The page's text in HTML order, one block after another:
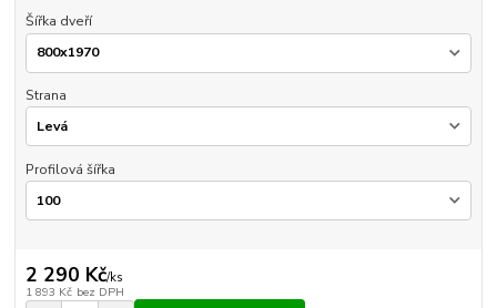
Šířka dveří
Strana
Profilová šířka
2 290 Kč/ks
1 893 Kč bez DPH